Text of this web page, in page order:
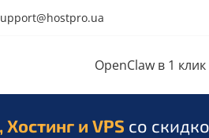
OpenClaw в 1 клик
и VPS со